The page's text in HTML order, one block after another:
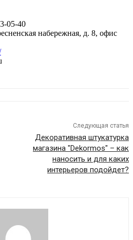
05-40
набережная, д. 8, офис
Следующая статья
Декоративная штукатурка
магазина "Dekormos" – как
наносить и для каких
интерьеров подойдет?